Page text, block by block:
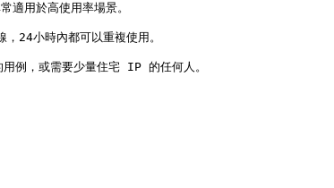
適用於高使用率場景。
24小時內都可以重複使用。